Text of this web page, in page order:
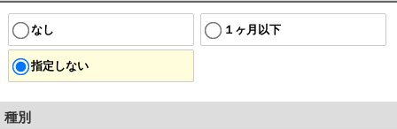
なし １ヶ月以下
指定しない
種別